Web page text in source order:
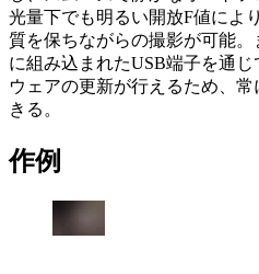
光量下でも明るい開放F値によ
質を保ちながらの撮影が可能
に組み込まれたUSB端子を通
ウェアの更新が行えるため、
きる。
作例